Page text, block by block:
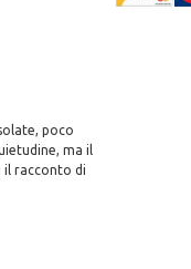
poco
ma il
il racconto di